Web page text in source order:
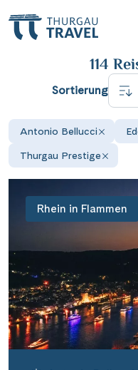
Reisearten
Reiseziele
Angebote
Schiffe
Informationen
ERGEBNISSE FILTERN
114
Sortierung
Antonio Bellucci
Thurgau Prestige
Rhein in Flammen